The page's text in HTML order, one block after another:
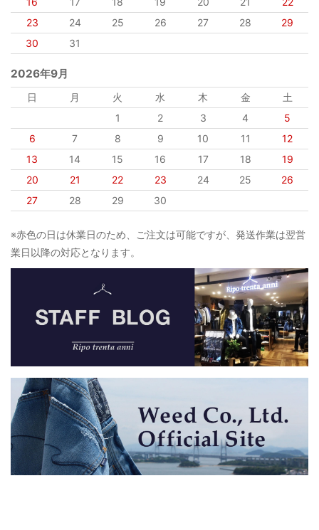
23
24 25 26 27 28
29
30
31
2026年9月
日 月 火 水 木 金
土
1
2 3 4
5
6
7 8 9 10 11
12
13
14 15 16 17 18
19
20
21 22 23 24 25
26
27
28 29 30
※赤色の日は休業日のため、ご注文は可能ですが、発送作業は翌営
業日以降の対応となります。